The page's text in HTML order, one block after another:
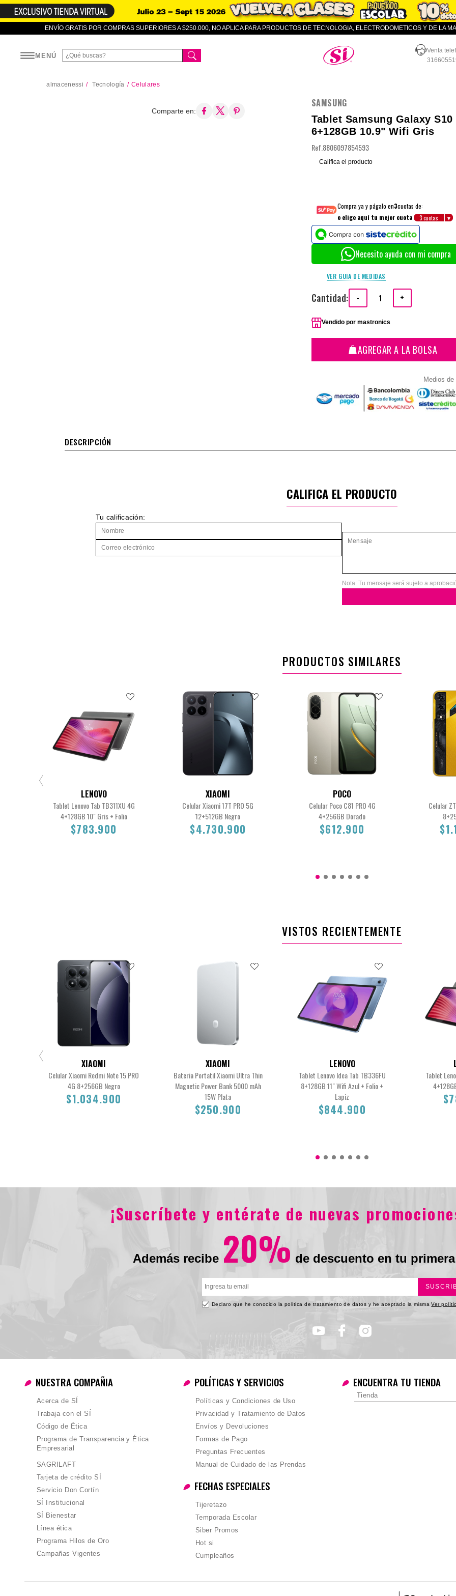
ENVÍO GRATIS POR COMPRAS SUPERIORES A $250.000, NO APLICA PARA PRODUCTOS DE TECNOLOGIA, ELECTRODOMETICOS Y DE LA
MENÚ
Almacenes SI
Venta
almacenessi Tecnología Celulares
Comparte en:
SAMSUNG
Tablet Samsung Galaxy S10
6+128GB 10.9" Wifi Gris
Ref. 8806097854593
Califica el producto
Compra ya y págalo en3cuotas de:
o elige aquí tu mejor cuota
Necesito ayuda con mi compra
VER GUIA DE MEDIDAS
Cantidad: - +
Vendido por mastronics
AGREGAR A LA BOLSA
Medios de
DESCRIPCIÓN
CALIFICA EL PRODUCTO
Tu calificación:
Nota: Tu mensaje será sujeto a
PRODUCTOS SIMILARES
LENOVO
Tablet Lenovo Tab TB311XU 4G
4+128GB 10" Gris + Folio
$783.900
XIAOMI
Celular Xiaomi 17T PRO 5G
12+512GB Negro
$4.730.900
POCO
Celular Poco C81 PRO 4G
4+256GB Dorado
$612.900
Celular
VISTOS RECIENTEMENTE
XIAOMI
Celular Xiaomi Redmi Note 15 PRO
4G 8+256GB Negro
$1.034.900
XIAOMI
Bateria Portatil Xiaomi Ultra Thin
Magnetic Power Bank 5000 mAh
15W Plata
$250.900
LENOVO
Tablet Lenovo Idea Tab TB336FU
8+128GB 11" Wifi Azul + Folio +
Lapiz
$844.900
Tablet
¡Suscríbete y entérate de nuevas
Además recibe 20% de descuento en tu
Declaro que he conocido la politica de tratamiento de datos y he aceptado la misma Ver
NUESTRA COMPAÑIA
Acerca de SÍ
Trabaja con el SÍ
Código de Ética
Programa de Transparencia y Ética
Empresarial
SAGRILAFT
Tarjeta de crédito SÍ
Servicio Don Cortín
SÍ Institucional
SÍ Bienestar
Línea ética
Programa Hilos de Oro
Campañas Vigentes
POLÍTICAS Y SERVICIOS
Políticas y Condiciones de Uso
Privacidad y Tratamiento de Datos
Envíos y Devoluciones
Formas de Pago
Preguntas Frecuentes
Manual de Cuidado de las Prendas
FECHAS ESPECIALES
Tijeretazo
Temporada Escolar
Siber Promos
Hot si
Cumpleaños
ENCUENTRA TU TIENDA
Tienda